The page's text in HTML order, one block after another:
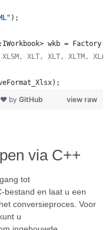
" );
wkb =
XLT, XLT, XLTM,
view raw
❤ by GitHub
via C++
tot
bestand en laat u een
conversieproces. Voor
u